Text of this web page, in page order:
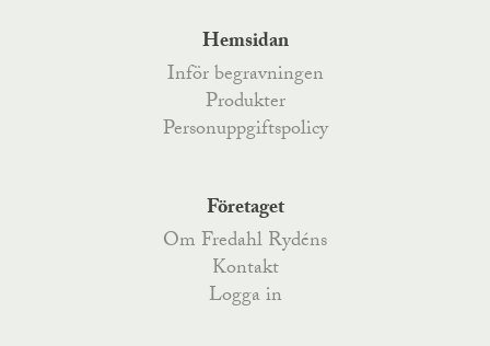
Hemsidan
Inför begravningen
Produkter
Personuppgiftspolicy
Företaget
Om Fredahl Rydéns
Kontakt
Logga in